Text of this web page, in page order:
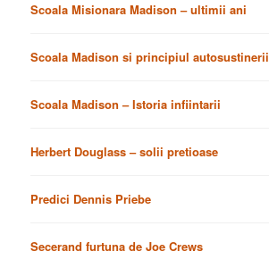
Scoala Misionara Madison – ultimii ani
Scoala Madison si principiul autosustinerii
Scoala Madison – Istoria infiintarii
Herbert Douglass – solii pretioase
Predici Dennis Priebe
Secerand furtuna de Joe Crews